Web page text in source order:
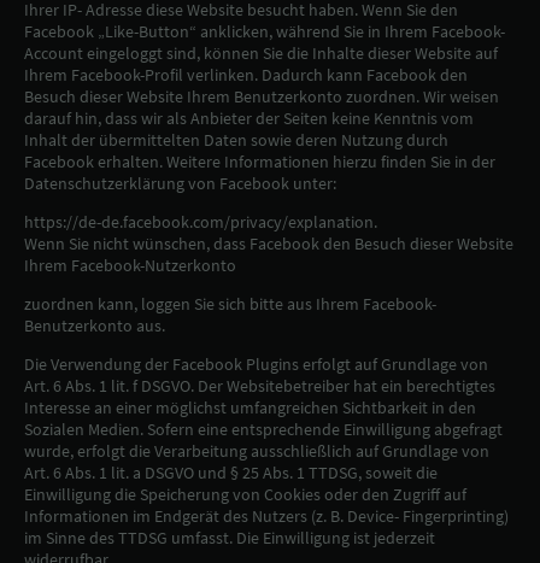
Ihrer IP- Adresse diese Website besucht haben. Wenn Sie den
Facebook „Like-Button“ anklicken, während Sie in Ihrem Facebook-
Account eingeloggt sind, können Sie die Inhalte dieser Website auf
Ihrem Facebook-Profil verlinken. Dadurch kann Facebook den
Besuch dieser Website Ihrem Benutzerkonto zuordnen. Wir weisen
darauf hin, dass wir als Anbieter der Seiten keine Kenntnis vom
Inhalt der übermittelten Daten sowie deren Nutzung durch
Facebook erhalten. Weitere Informationen hierzu finden Sie in der
Datenschutzerklärung von Facebook unter:
https://de-de.facebook.com/privacy/explanation.
Wenn Sie nicht wünschen, dass Facebook den Besuch dieser Website
Ihrem Facebook-Nutzerkonto
zuordnen kann, loggen Sie sich bitte aus Ihrem Facebook-
Benutzerkonto aus.
Die Verwendung der Facebook Plugins erfolgt auf Grundlage von
Art. 6 Abs. 1 lit. f DSGVO. Der Websitebetreiber hat ein berechtigtes
Interesse an einer möglichst umfangreichen Sichtbarkeit in den
Sozialen Medien. Sofern eine entsprechende Einwilligung abgefragt
wurde, erfolgt die Verarbeitung ausschließlich auf Grundlage von
Art. 6 Abs. 1 lit. a DSGVO und § 25 Abs. 1 TTDSG, soweit die
Einwilligung die Speicherung von Cookies oder den Zugriff auf
Informationen im Endgerät des Nutzers (z. B. Device- Fingerprinting)
im Sinne des TTDSG umfasst. Die Einwilligung ist jederzeit